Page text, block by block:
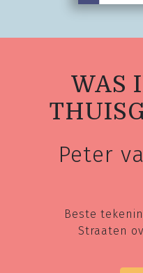
WAS
Peter
Beste
Straaten